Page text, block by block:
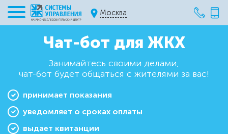
Москва
Чат-бот для ЖКХ
Занимайтесь своими делами,
чат-бот будет общаться с жителями за вас!
принимает показания
уведомляет о сроках оплаты
выдает квитанции
Личный диспетчер для
ваших жителей
Закрывает 70% вопросов собственников